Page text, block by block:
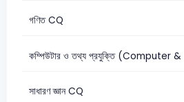
গণিত CQ
কম্পিউটার ও তথ্য প্রযুক্তি (Computer
সাধারণ জ্ঞান CQ